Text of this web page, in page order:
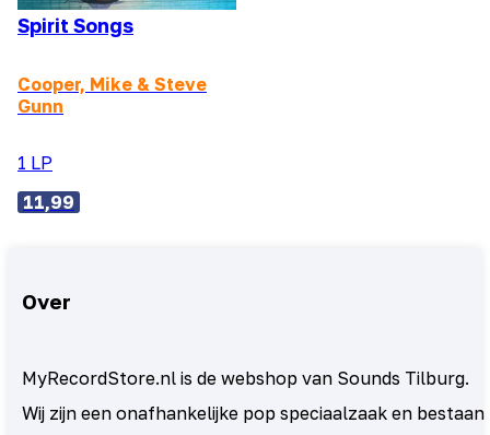
Spirit Songs
Cooper, Mike & Steve
Gunn
1 LP
11,99
Over
MyRecordStore.nl is de webshop van Sounds Tilburg.
Wij zijn een onafhankelijke pop speciaalzaak en bestaan